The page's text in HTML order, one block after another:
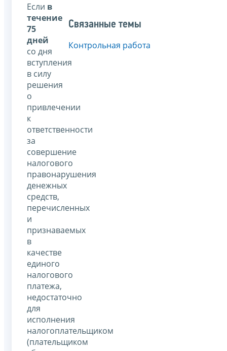
Если в
течение
75
дней
со дня
вступления
в силу
решения
о
привлечении
к
ответственности
за
совершение
налогового
правонарушения
денежных
средств,
перечисленных
и
признаваемых
в
качестве
единого
налогового
платежа,
недостаточно
для
исполнения
налогоплательщиком
(плательщиком
Связанные темы
Контрольная работа